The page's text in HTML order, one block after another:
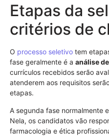
Etapas da
critérios de
O processo seletivo tem
fase geralmente é a análise
currículos recebidos serão
atenderem aos requisitos
etapas.
A segunda fase normalmente
Nela, os candidatos vão
farmacologia e ética